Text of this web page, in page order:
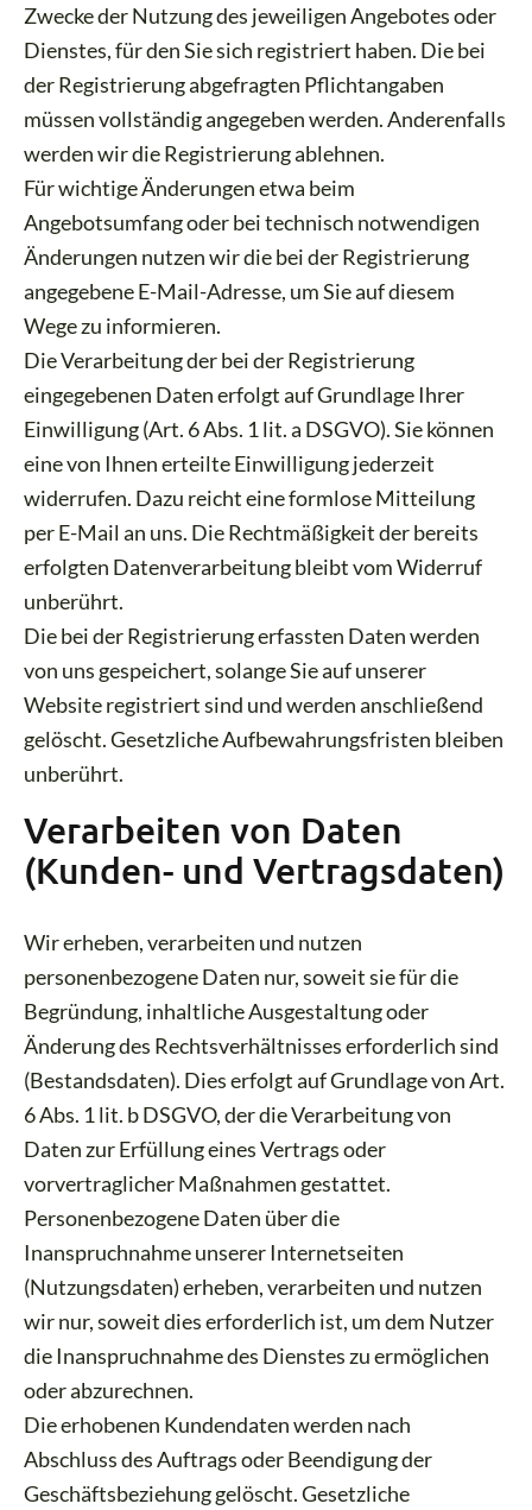
Zwecke der Nutzung des jeweiligen Angebotes oder
Dienstes, für den Sie sich registriert haben. Die bei
der Registrierung abgefragten Pflichtangaben
müssen vollständig angegeben werden. Anderenfalls
werden wir die Registrierung ablehnen.
Für wichtige Änderungen etwa beim
Angebotsumfang oder bei technisch notwendigen
Änderungen nutzen wir die bei der Registrierung
angegebene E-Mail-Adresse, um Sie auf diesem
Wege zu informieren.
Die Verarbeitung der bei der Registrierung
eingegebenen Daten erfolgt auf Grundlage Ihrer
Einwilligung (Art. 6 Abs. 1 lit. a DSGVO). Sie können
eine von Ihnen erteilte Einwilligung jederzeit
widerrufen. Dazu reicht eine formlose Mitteilung
per E-Mail an uns. Die Rechtmäßigkeit der bereits
erfolgten Datenverarbeitung bleibt vom Widerruf
unberührt.
Die bei der Registrierung erfassten Daten werden
von uns gespeichert, solange Sie auf unserer
Website registriert sind und werden anschließend
gelöscht. Gesetzliche Aufbewahrungsfristen bleiben
unberührt.
Verarbeiten von Daten
(Kunden- und Vertragsdaten)
Wir erheben, verarbeiten und nutzen
personenbezogene Daten nur, soweit sie für die
Begründung, inhaltliche Ausgestaltung oder
Änderung des Rechtsverhältnisses erforderlich sind
(Bestandsdaten). Dies erfolgt auf Grundlage von Art.
6 Abs. 1 lit. b DSGVO, der die Verarbeitung von
Daten zur Erfüllung eines Vertrags oder
vorvertraglicher Maßnahmen gestattet.
Personenbezogene Daten über die
Inanspruchnahme unserer Internetseiten
(Nutzungsdaten) erheben, verarbeiten und nutzen
wir nur, soweit dies erforderlich ist, um dem Nutzer
die Inanspruchnahme des Dienstes zu ermöglichen
oder abzurechnen.
Die erhobenen Kundendaten werden nach
Abschluss des Auftrags oder Beendigung der
Geschäftsbeziehung gelöscht. Gesetzliche